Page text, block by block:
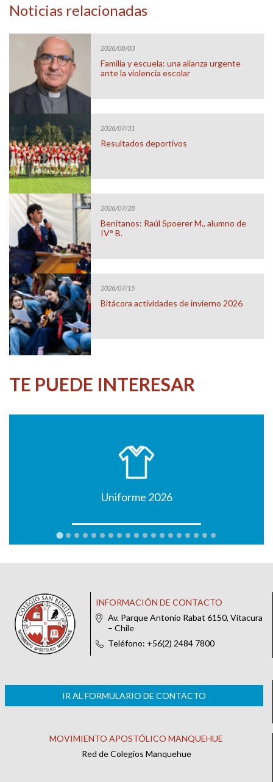
Noticias relacionadas
2026/08/03
Familia y escuela: una alianza urgente
ante la violencia escolar
2026/07/31
Resultados deportivos
2026/07/28
Benitanos: Raúl Spoerer M., alumno de
IV° B.
2026/07/15
Bitácora actividades de invierno 2026
TE PUEDE INTERESAR
Uniforme 2026
INFORMACIÓN DE CONTACTO
Av. Parque Antonio Rabat 6150, Vitacura
– Chile
Teléfono: +56(2) 2484 7800
IR AL FORMULARIO DE CONTACTO
MOVIMIENTO APOSTÓLICO MANQUEHUE
Red de Colegios Manquehue